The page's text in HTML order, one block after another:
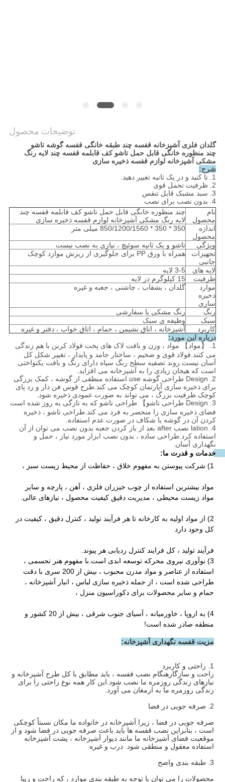
توضیحات محصول
گلدان فلزی آشپزخانه قفسه چند طبقه خانگی قفسه گوشه تاشو
چند منظوره خانگی قابل حمل تاشو کف قابلمه قفسه چند لایه رنگ
مشکی آشپزخانه لوازم قفسه ذخیره سازی
شرح:
1. تا کنید و در یک ثانیه تغییر دهید.
2. ظرفیت تحمل قوی
3. سبد مشبک قابل تنفس
4. بدون نصب برای نصب
نام
محصول
چند منظوره خانگی قابل حمل تاشو کف قابلمه قفسه چند
لایه رنگ مشکی آشپزخانه لوازم قفسه ذخیره سازی
اندازه
محصول
350 * 350 * 850/1200/1560 میلی متر
ویژگی
تاشو و یک ثانیه سوئیچ ، نیازی به نصب نیست
تجهیزات
جانبی
همراه با ورق PP برای جلوگیری از ریزش موارد کوچک
لایه های
3-5 لایه
ظرفیت
15 کیلوگرم در لایه
موارد
ذخیره
سازی
گلدان ، بشقاب ، چاشنی ، جعبه و غیره
رنگ
رنگ مشکی یا سفارشی
سبک
وظیفه ی سبک
کاربرد
آشپزخانه ، اتاق نشیمن ، حمام ، اتاق خواب ، دفتر و غیره
درباره این مورد:
1. 【مواد】 مواد ، وزن و بافت لاک های پخت فولاد کربن با هم زندگی
می کنند.فولاد قوی و ضخیم ، ساختار جامد و پایدار ، تغییر شکل کل
آسان نیست.روند تصفیه سطح رنگ سیاه دارای رنگ و بافت یکنواختی
است که هیجان زیادی را به آشپزخانه می افزاید.
2. Design طراحی گوشه use استفاده منطقی از گوشه ، کمک بزرگی
برای ذخیره سازی آپارتمان کوچک می کند.طرح قوس فن دار و رد پای
کوچک.ظرفیت بزرگ ، می تواند به صورت عمودی ذخیره شود.
3. Design طراحی تاشو】 طراحی تاشو که به تازگی به روز شده است
فضای ذخیره سازی را منحصر به فرد می کند.طراحی تاشو ، ذخیره
کردن آن در گوشه یا شکاف در صورت عدم استفاده.
4. lation نصب after بعد از باز کردن جعبه بدون نصب می توان از آن
استفاده کرد.طراحی ساده ، بدون نصب ابزار مورد نیاز ، حمل و
نگهداری آسان.
خدمات و قدرت ما:
1) شرکت پیوستن به مفهوم خلاق ، حفاظت از محیط زیست سبز ،
مواد زیست محیطی ، مدیریت دقیق کیفیت محصول ، نیازهای عالی.
کل وجود دارد
فرآیند تولید ، کل فرایند کنترل ردیابی هر پیوند.
حمام و سایر محصولات برای دکوراسیون منزل ،
منطقه صادر شده است!
مزیت قفسه نگهداری آشپزخانه:
1. راحتی و کاربرد
زندگی روزمره ما به ارمغان می آورد.
2. صرفه جویی در فضا
استفاده معقول و منطقی شود. درب و غیره
3. طبقه بندی واضح